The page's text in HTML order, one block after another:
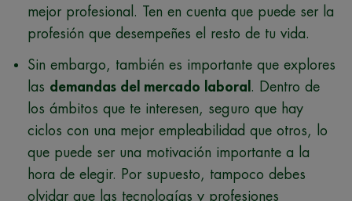
mejor profesional. Ten en cuenta que puede ser la
profesión que desempeñes el resto de tu vida.
Sin embargo, también es importante que explores
las demandas del mercado laboral . Dentro de
los ámbitos que te interesen, seguro que hay
ciclos con una mejor empleabilidad que otros, lo
que puede ser una motivación importante a la
hora de elegir. Por supuesto, tampoco debes
olvidar que las tecnologías y profesiones